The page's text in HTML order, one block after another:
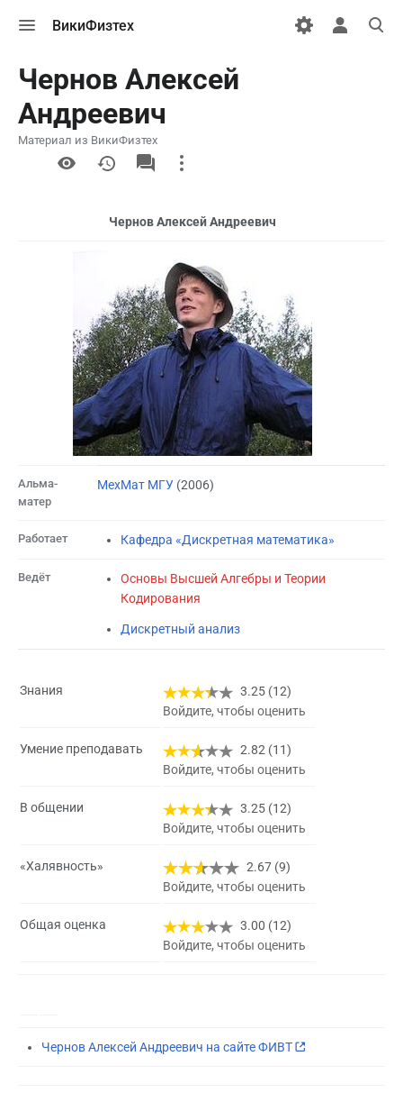
меню
ВикиФизтех
Открыть
поиск
Чернов Алексей
Андреевич
Материал из ВикиФизтех
More
actions
Чернов Алексей Андреевич
Альма-
матер
МехМат МГУ (2006)
Работает Кафедра «Дискретная математика»
Ведёт
Основы Высшей Алгебры и Теории
Кодирования
Дискретный анализ
Знания
3.25 (12)
Войдите, чтобы оценить
Умение преподавать
2.82 (11)
Войдите, чтобы оценить
В общении
3.25 (12)
Войдите, чтобы оценить
«Халявность»
2.67 (9)
Войдите, чтобы оценить
Общая оценка
3.00 (12)
Войдите, чтобы оценить
Чернов Алексей Андреевич на сайте ФИВТ